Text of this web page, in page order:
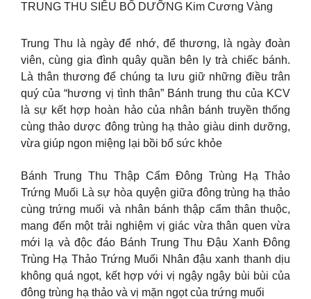
TRUNG THU SIÊU BỔ DƯỠNG Kim Cương Vàng
Trung Thu là ngày để nhớ, để thương, là ngày đoàn
viên, cùng gia đình quây quần bên ly trà chiếc bánh.
Là thân thương để chúng ta lưu giữ những điều trân
quý của “hương vị tình thân” Bánh trung thu của KCV
là sự kết hợp hoàn hảo của nhân bánh truyền thống
cùng thảo dược đông trùng hạ thảo giàu dinh dưỡng,
vừa giúp ngon miệng lại bồi bổ sức khỏe
Bánh Trung Thu Thập Cẩm Đông Trùng Hạ Thảo
Trứng Muối Là sự hòa quyện giữa đông trùng hạ thảo
cùng trứng muối và nhân bánh thập cẩm thân thuộc,
mang đến một trải nghiệm vị giác vừa thân quen vừa
mới lạ và độc đáo Bánh Trung Thu Đậu Xanh Đông
Trùng Hạ Thảo Trứng Muối Nhân đậu xanh thanh dịu
không quá ngọt, kết hợp với vị ngậy ngậy bùi bùi của
đông trùng hạ thảo và vị mặn ngọt của trứng muối